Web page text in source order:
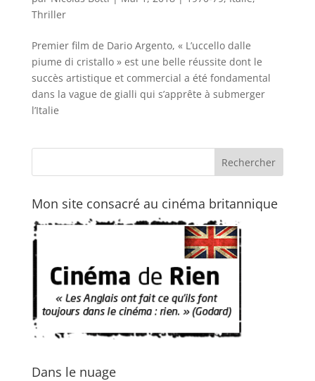
Thriller
Premier film de Dario Argento, « L’uccello dalle
piume di cristallo » est une belle réussite dont le
succès artistique et commercial a été fondamental
dans la vague de gialli qui s’apprête à submerger
l’Italie
Mon site consacré au cinéma britannique
Dans le nuage